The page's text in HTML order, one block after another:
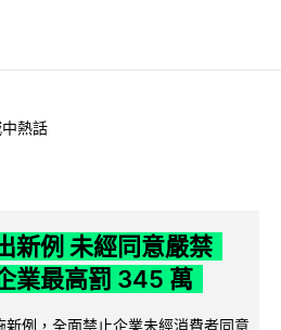
熱話
新例 未經同意嚴禁
業最高罰 345 萬
例，全面禁止企業未經消費者同意